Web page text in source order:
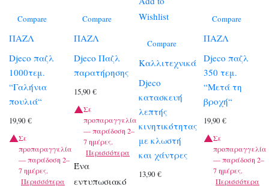
Compare
ΠΑΖΛ
Djeco παζλ
1000τεμ.
“Γαλήνια
πουλιά“
19,90 €
Σε
προπαραγγελία
— παράδοση 2–
7 ημέρες.
Περισσότερα
Compare
ΠΑΖΛ
Djeco Παζλ
παρατήρησης
15,90€
Σε
προπαραγγελία
— παράδοση 2–
7 ημέρες.
Περισσότερα
Ένα
εντυπωσιακό
Wishlist
Compare
Καλλιτεχνικά
Djeco
κατασκευή
λεπτής
κινητικότητας
με κλωστή
και χάντρες
13,90€
Compare
ΠΑΖΛ
Djeco παζλ
350 τεμ.
“Μετά τη
βροχή“
19,90€
Σε
προπαραγγελία
— παράδοση 2–
7 ημέρες.
Περισσότερα